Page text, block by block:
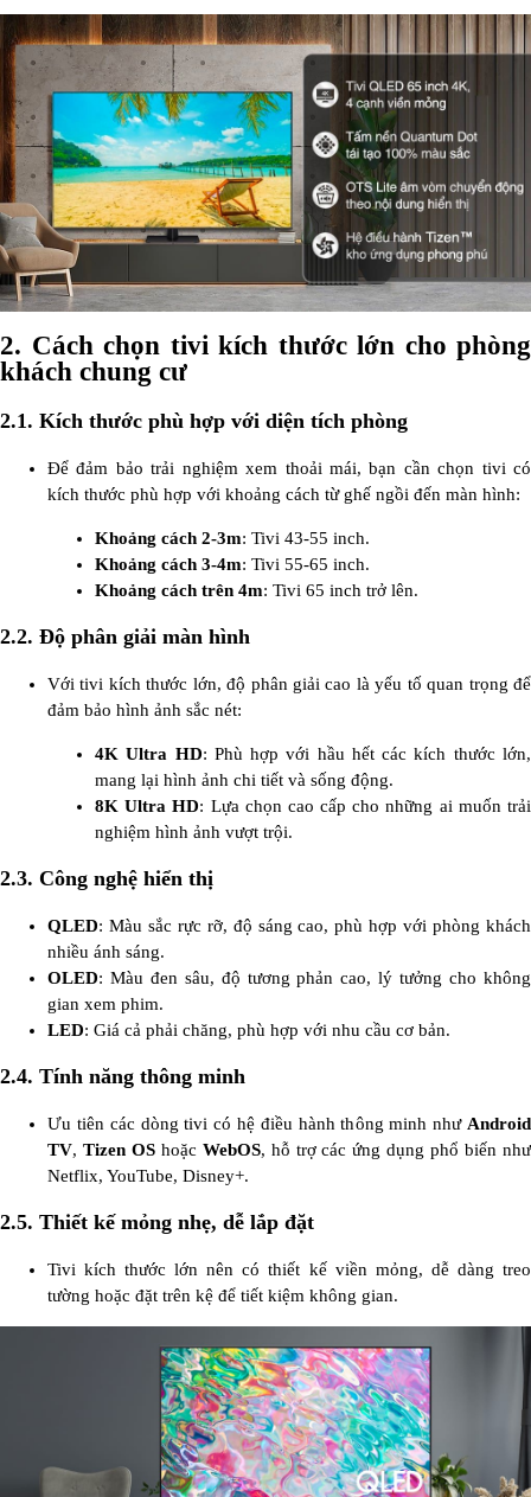
2. Cách chọn tivi kích thước lớn cho phòng
khách chung cư
2.1. Kích thước phù hợp với diện tích phòng
Để đảm bảo trải nghiệm xem thoải mái, bạn cần chọn tivi có
kích thước phù hợp với khoảng cách từ ghế ngồi đến màn hình:
Khoảng cách 2-3m: Tivi 43-55 inch.
Khoảng cách 3-4m: Tivi 55-65 inch.
Khoảng cách trên 4m: Tivi 65 inch trở lên.
2.2. Độ phân giải màn hình
Với tivi kích thước lớn, độ phân giải cao là yếu tố quan trọng để
đảm bảo hình ảnh sắc nét:
4K Ultra HD: Phù hợp với hầu hết các kích thước lớn,
mang lại hình ảnh chi tiết và sống động.
8K Ultra HD: Lựa chọn cao cấp cho những ai muốn trải
nghiệm hình ảnh vượt trội.
2.3. Công nghệ hiển thị
QLED: Màu sắc rực rỡ, độ sáng cao, phù hợp với phòng khách
nhiều ánh sáng.
OLED: Màu đen sâu, độ tương phản cao, lý tưởng cho không
gian xem phim.
LED: Giá cả phải chăng, phù hợp với nhu cầu cơ bản.
2.4. Tính năng thông minh
Ưu tiên các dòng tivi có hệ điều hành thông minh như Android
TV, Tizen OShoặc WebOS, hỗ trợ các ứng dụng phổ biến như
Netflix, YouTube, Disney+.
2.5. Thiết kế mỏng nhẹ, dễ lắp đặt
Tivi kích thước lớn nên có thiết kế viền mỏng, dễ dàng treo
tường hoặc đặt trên kệ để tiết kiệm không gian.